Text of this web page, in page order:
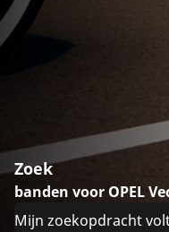
Zoek
banden voor OPEL
Mijn zoekopdracht